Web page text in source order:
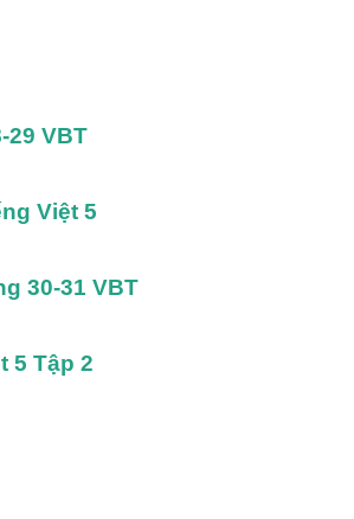
29 VBT
Việt 5
30-31 VBT
5 Tập 2